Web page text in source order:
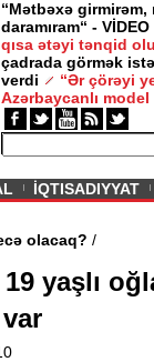
“Mətbəxə girmirəm,
daramıram“ - VİDEO
qısa ətəyi tənqid
çadrada görmək
verdi
“Ər çörəyi
Azərbaycanlı model
İQTISADIYYAT
necə olacaq?
19 yaşlı